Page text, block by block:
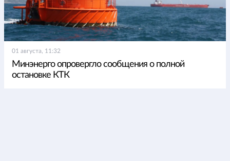
01 августа, 11:32
Минэнерго опровергло сообщения о полной
остановке КТК